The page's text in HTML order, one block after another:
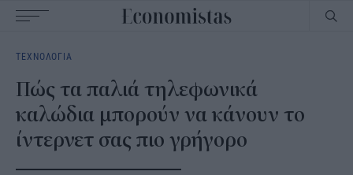
navigation
ΤΕΧΝΟΛΟΓΙΑ
Πώς τα παλιά τηλεφωνικά
καλώδια μπορούν να κάνουν το
ίντερνετ σας πιο γρήγορο